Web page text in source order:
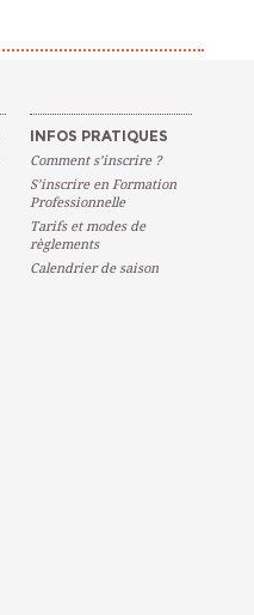
INFOS PRATIQUES
Comment s’inscrire ?
S’inscrire en Formation
Professionnelle
Tarifs et modes de
règlements
Calendrier de saison